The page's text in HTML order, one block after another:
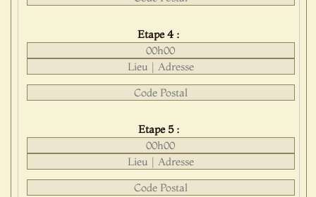
Etape 4 :
Etape 5 :